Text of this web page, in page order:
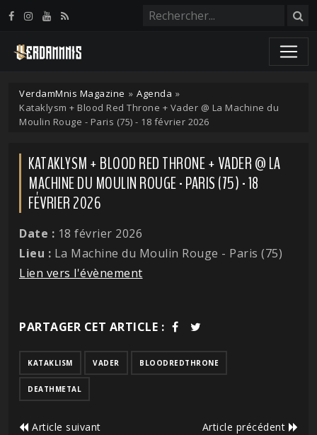
VerdamMnis Magazine » Agenda »
Kataklysm + Blood Red Throne + Vader @ La Machine du
Moulin Rouge - Paris (75) - 18 février 2026
KATAKLYSM + BLOOD RED THRONE + VADER @ LA
MACHINE DU MOULIN ROUGE - PARIS (75) - 18
FÉVRIER 2026
Date : 18 février 2026
Lieu : La Machine du Moulin Rouge - Paris (75)
Lien vers l'évènement
PARTAGER CET ARTICLE :
KATAKLISM VADER BLOODREDTHRONE
DEATHMETAL
Article suivant Article précédent
Panneau de gestion des cookies